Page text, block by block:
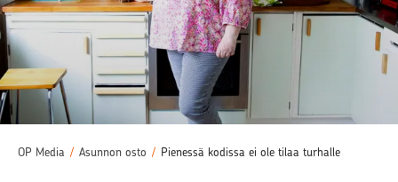
OP Media / Asunnon osto / Pienessä kodissa ei ole tilaa turhalle